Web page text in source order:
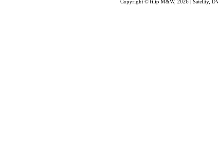
Copyright © filip M&W, 2026 | Satelity,